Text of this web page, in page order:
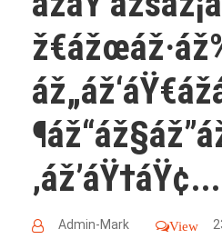
‚áž’áŸ†áŸ¢...
Admin-Mark View